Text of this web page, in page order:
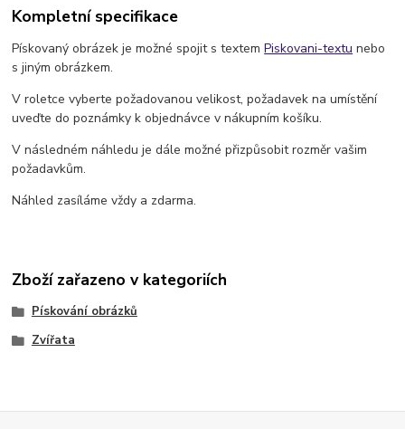
Kompletní specifikace
Pískovaný obrázek je možné spojit s textemPiskovani-textu nebo
s jiným obrázkem.
V roletce vyberte požadovanou velikost, požadavek na umístění
uveďte do poznámky k objednávce v nákupním košíku.
V následném náhledu je dále možné přizpůsobit rozměr vašim
požadavkům.
Náhled zasíláme vždy a zdarma.
Zboží zařazeno v kategoriích
Pískování obrázků
Zvířata